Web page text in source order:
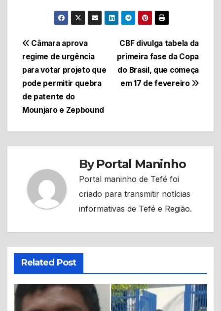
Navegação
de
Post
CBF divulga tabela da
primeira fase da Copa
do Brasil, que começa
em 17 de fevereiro
Câmara aprova
regime de urgência
para votar projeto que
pode permitir quebra
de patente do
Mounjaro e Zepbound
ByPortal Maninho
Portal maninho de Tefé foi
criado para transmitir notícias
informativas de Tefé e Região.
Related Post